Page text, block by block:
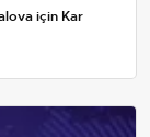
için Kar